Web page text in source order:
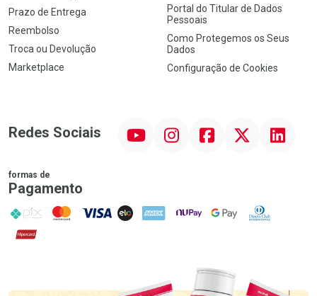
Prazo de Entrega
Reembolso
Troca ou Devolução
Marketplace
Portal do Titular de Dados
Pessoais
Como Protegemos os Seus
Dados
Configuração de Cookies
Redes Sociais InstagramFacebook Linkedin
formas de
Pagamento
PIX MasterCard
VISA ELO AMEX NuPay Google PayDiners Club
Hipercard
Promoção em Destaque